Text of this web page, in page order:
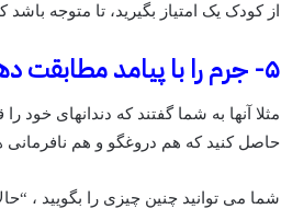
از کودک یک امتیاز بگیرید، تا متوجه
۵- جرم را با پیامد مطابقت دهید
مثلا آنها به شما گفتند که دندانهای خود
حاصل کنید که هم دروغگو و هم نافرمانی
شما می توانید چنین چیزی را بگویید ،